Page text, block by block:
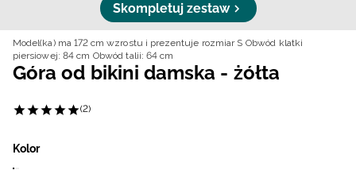
Skompletuj zestaw
Model(ka) ma 172 cm wzrostu i prezentuje rozmiar S Obwód klatki
piersiowej: 84 cm Obwód talii: 64 cm
Góra od bikini damska - żółta
(2)
Kolor